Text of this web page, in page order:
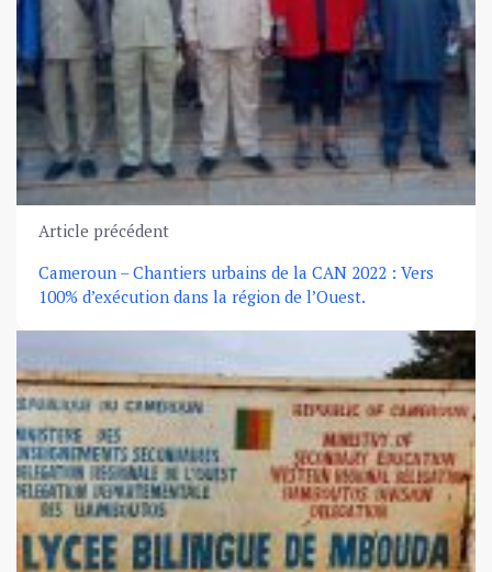
Article précédent
Cameroun – Chantiers urbains de la CAN 2022 : Vers
100% d’exécution dans la région de l’Ouest.